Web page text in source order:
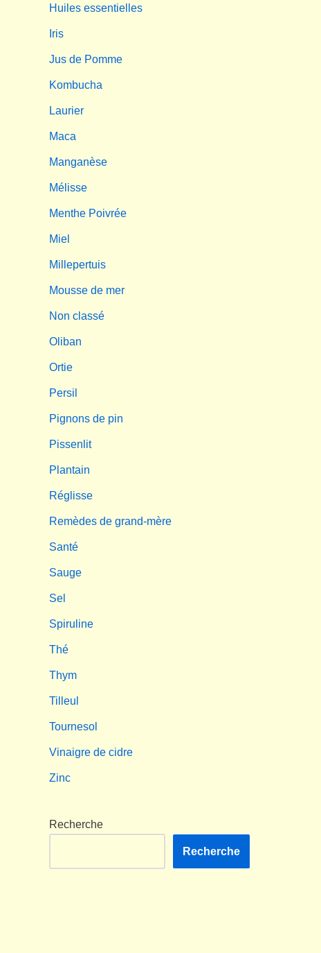
Huiles essentielles
Iris
Jus de Pomme
Kombucha
Laurier
Maca
Manganèse
Mélisse
Menthe Poivrée
Miel
Millepertuis
Mousse de mer
Non classé
Oliban
Ortie
Persil
Pignons de pin
Pissenlit
Plantain
Réglisse
Remèdes de grand-mère
Santé
Sauge
Sel
Spiruline
Thé
Thym
Tilleul
Tournesol
Vinaigre de cidre
Zinc
Recherche
Recherche